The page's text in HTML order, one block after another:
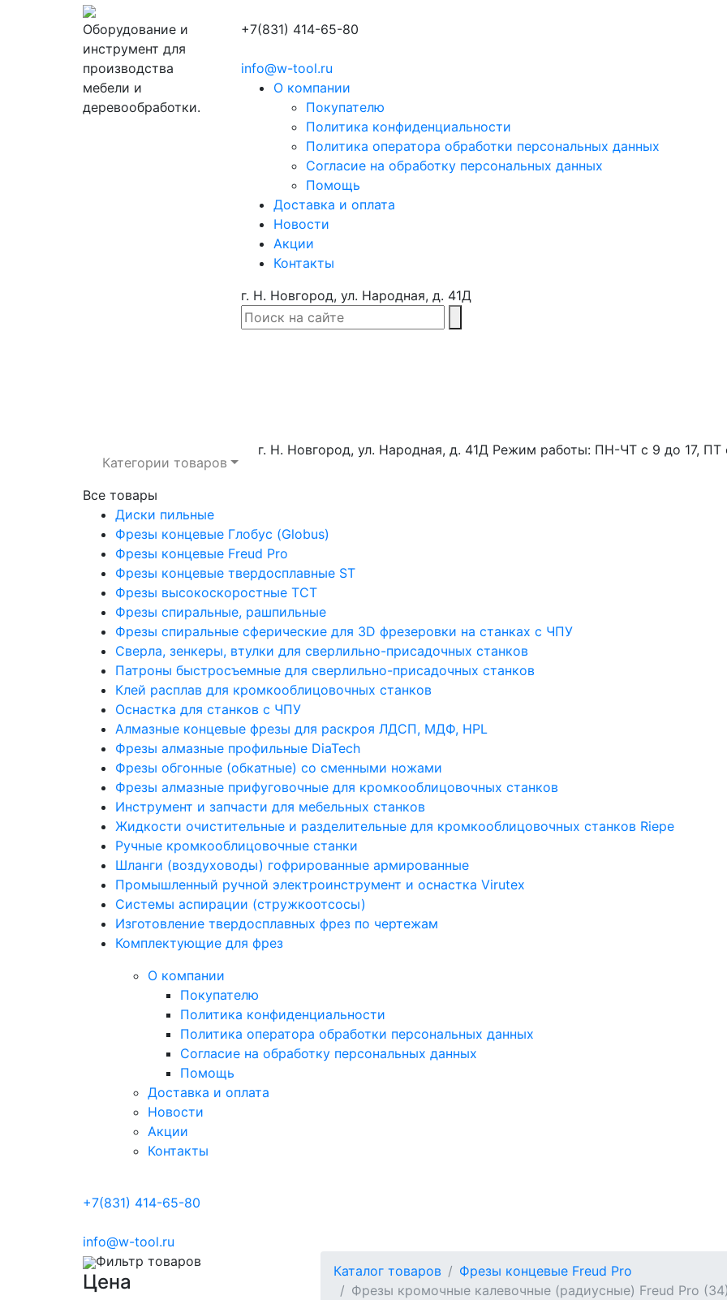
Оборудование и
инструмент для
производства
мебели и
деревообработки.
+7(831) 414-65-80
info@w-tool.ru
О компании
Покупателю
Политика конфиденциальности
Политика оператора обработки персональных данных
Согласие на обработку персональных данных
Помощь
Доставка и оплата
Новости
Акции
Контакты
г. Н. Новгород, ул. Народная, д. 41Д
Категории товаров
г. Н. Новгород, ул. Народная, д. 41Д Режим работы: ПН-ЧТ с 9 до 17,
Все товары
Диски пильные
Фрезы концевые Глобус (Globus)
Фрезы концевые Freud Pro
Фрезы концевые твердосплавные ST
Фрезы высокоскоростные ТСТ
Фрезы спиральные, рашпильные
Фрезы спиральные сферические для 3D фрезеровки на станках с ЧПУ
Сверла, зенкеры, втулки для сверлильно-присадочных станков
Патроны быстросъемные для сверлильно-присадочных станков
Клей расплав для кромкооблицовочных станков
Оснастка для станков с ЧПУ
Алмазные концевые фрезы для раскроя ЛДСП, МДФ, HPL
Фрезы алмазные профильные DiaTech
Фрезы обгонные (обкатные) со сменными ножами
Фрезы алмазные прифуговочные для кромкооблицовочных станков
Инструмент и запчасти для мебельных станков
Жидкости очистительные и разделительные для кромкооблицовочных станков Riepe
Ручные кромкооблицовочные станки
Шланги (воздуховоды) гофрированные армированные
Промышленный ручной электроинструмент и оснастка Virutex
Системы аспирации (стружкоотсосы)
Изготовление твердосплавных фрез по чертежам
Комплектующие для фрез
О компании
Покупателю
Политика конфиденциальности
Политика оператора обработки персональных данных
Согласие на обработку персональных данных
Помощь
Доставка и оплата
Новости
Акции
Контакты
+7(831) 414-65-80
info@w-tool.ru
Фильтр товаров
Цена Каталог товаров
Фрезы концевые Freud Pro
Фрезы кромочные калевочные (радиусные) Freud Pro (34)